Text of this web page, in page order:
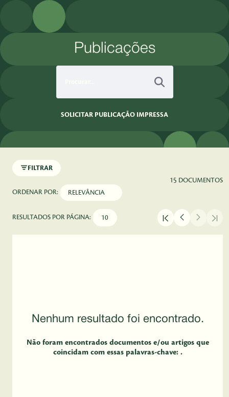
Pular para o Conteúdo principal
Publicações
SOLICITAR PUBLICAÇÃO IMPRESSA
FILTRAR
15 DOCUMENTOS
ORDENAR POR:
RESULTADOS POR PÁGINA:
Nenhum resultado foi encontrado.
Não foram encontrados documentos e/ou artigos que
coincidam com essas palavras-chave: .